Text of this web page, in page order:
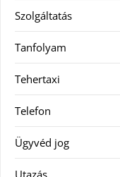
Szolgáltatás
Tanfolyam
Tehertaxi
Telefon
Ügyvéd jog
Utazás